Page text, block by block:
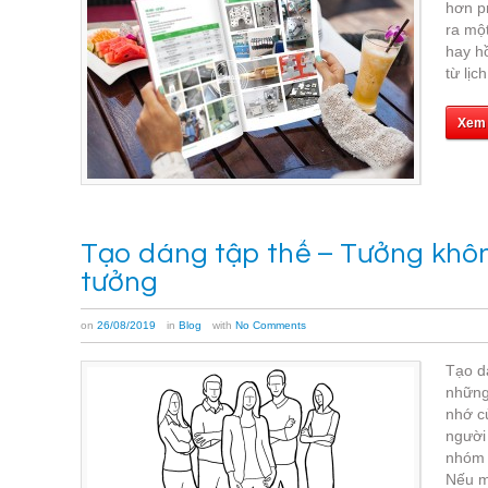
hơn
ra
hay
từ
Tạo dáng tập thể – Tưởng
tưởng
on 26/08/2019 in Blog with No Comments
Tạo
nhớ
Nếu